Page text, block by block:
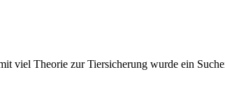
viel Theorie zur Tiersicherung wurde ein